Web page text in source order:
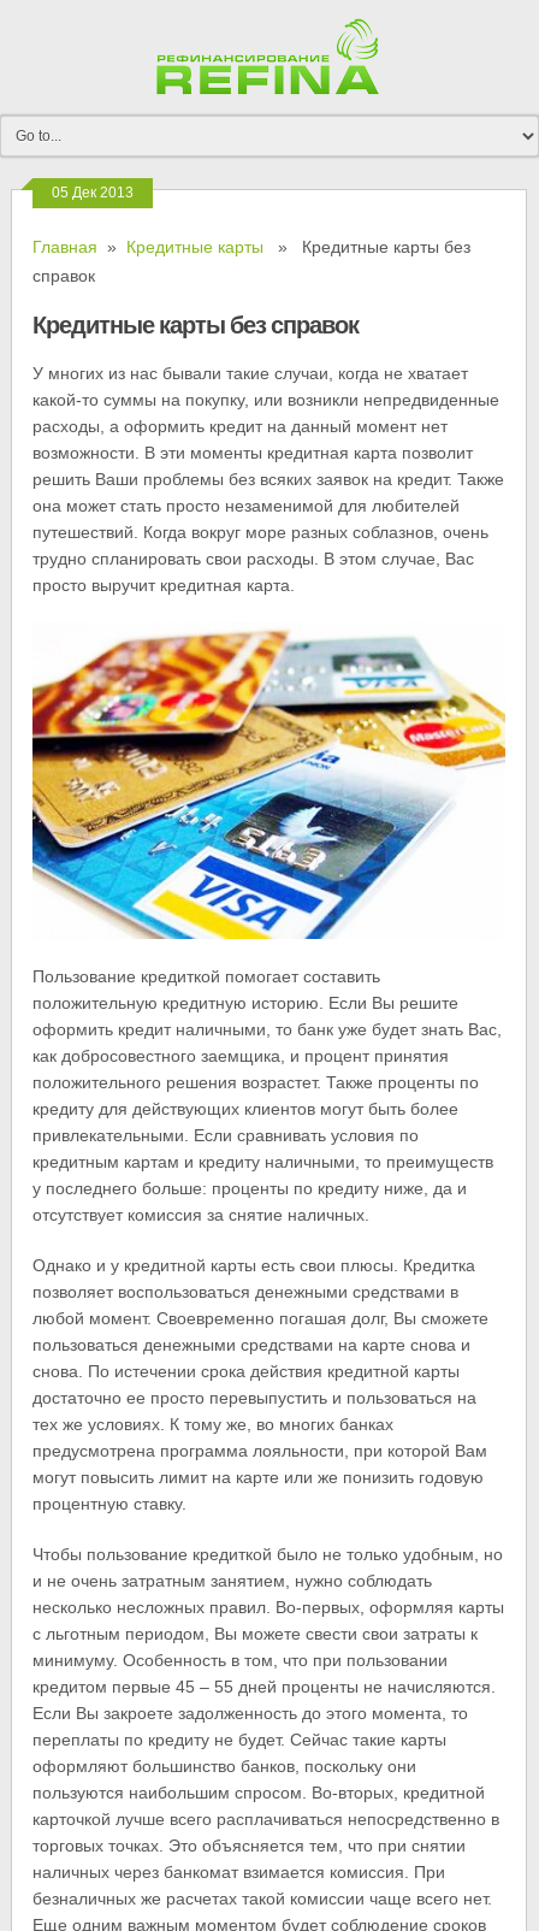
05 Дек 2013
Главная » Кредитные карты » Кредитные карты без
справок
Кредитные карты без справок
У многих из нас бывали такие случаи, когда не хватает
какой-то суммы на покупку, или возникли непредвиденные
расходы, а оформить кредит на данный момент нет
возможности. В эти моменты кредитная карта позволит
решить Ваши проблемы без всяких заявок на кредит. Также
она может стать просто незаменимой для любителей
путешествий. Когда вокруг море разных соблазнов, очень
трудно спланировать свои расходы. В этом случае, Вас
просто выручит кредитная карта.
Пользование кредиткой помогает составить
положительную кредитную историю. Если Вы решите
оформить кредит наличными, то банк уже будет знать Вас,
как добросовестного заемщика, и процент принятия
положительного решения возрастет. Также проценты по
кредиту для действующих клиентов могут быть более
привлекательными. Если сравнивать условия по
кредитным картам и кредиту наличными, то преимуществ
у последнего больше: проценты по кредиту ниже, да и
отсутствует комиссия за снятие наличных.
Однако и у кредитной карты есть свои плюсы. Кредитка
позволяет воспользоваться денежными средствами в
любой момент. Своевременно погашая долг, Вы сможете
пользоваться денежными средствами на карте снова и
снова. По истечении срока действия кредитной карты
достаточно ее просто перевыпустить и пользоваться на
тех же условиях. К тому же, во многих банках
предусмотрена программа лояльности, при которой Вам
могут повысить лимит на карте или же понизить годовую
процентную ставку.
Чтобы пользование кредиткой было не только удобным, но
и не очень затратным занятием, нужно соблюдать
несколько несложных правил. Во-первых, оформляя карты
с льготным периодом, Вы можете свести свои затраты к
минимуму. Особенность в том, что при пользовании
кредитом первые 45 – 55 дней проценты не начисляются.
Если Вы закроете задолженность до этого момента, то
переплаты по кредиту не будет. Сейчас такие карты
оформляют большинство банков, поскольку они
пользуются наибольшим спросом. Во-вторых, кредитной
карточкой лучше всего расплачиваться непосредственно в
торговых точках. Это объясняется тем, что при снятии
наличных через банкомат взимается комиссия. При
безналичных же расчетах такой комиссии чаще всего нет.
Еще одним важным моментом будет соблюдение сроков